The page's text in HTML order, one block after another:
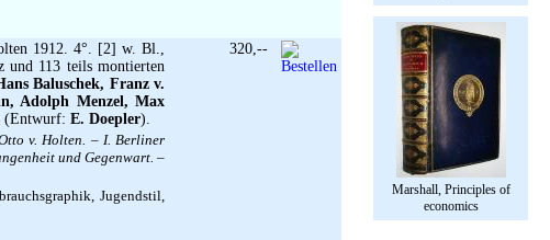
Marshall, Principles of
economics
1912. 4°. [2] w. Bl.,
113 teils montierten
Baluschek, Franz v.
Adolph Menzel, Max
(Entwurf: E. Doepler).
v. Holten. – I. Berliner
und Gegenwart. –
Jugendstil,
320,--